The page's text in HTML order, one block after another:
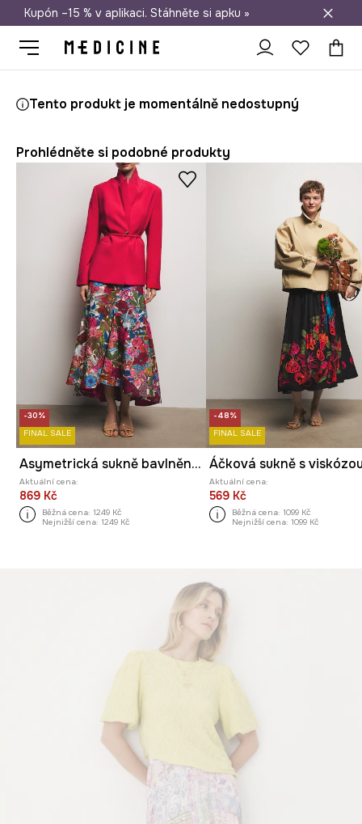
Doprava zdarma při nákupu nad 1 200 Kč
Kupón –15 % v aplikaci. Stáhněte si apku »
Tento produkt je momentálně nedostupný
Prohlédněte si podobné produkty
-30%
FINAL SALE
Asymetrická sukně bavlněná z kolekce Ilona Tambor x Medicine
Aktuální cena:
869 Kč
Běžná cena: 1249 Kč
Nejnižší cena: 1249 Kč
-48%
FINAL SALE
Aktuální cena:
569 Kč
Běžná cena: 1099 Kč
Nejnižší cena: 1099 Kč